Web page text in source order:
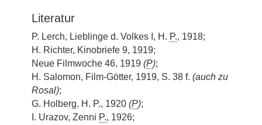
Literatur
P. Lerch, Lieblinge d. Volkes I, H. P., 1918;
H. Richter, Kinobriefe 9, 1919;
Neue Filmwoche 46, 1919 (P);
H. Salomon, Film-Götter, 1919, S. 38 f. (auch zu
Rosal);
G. Holberg. H. P., 1920 (P);
I. Urazov, Zenni P., 1926;